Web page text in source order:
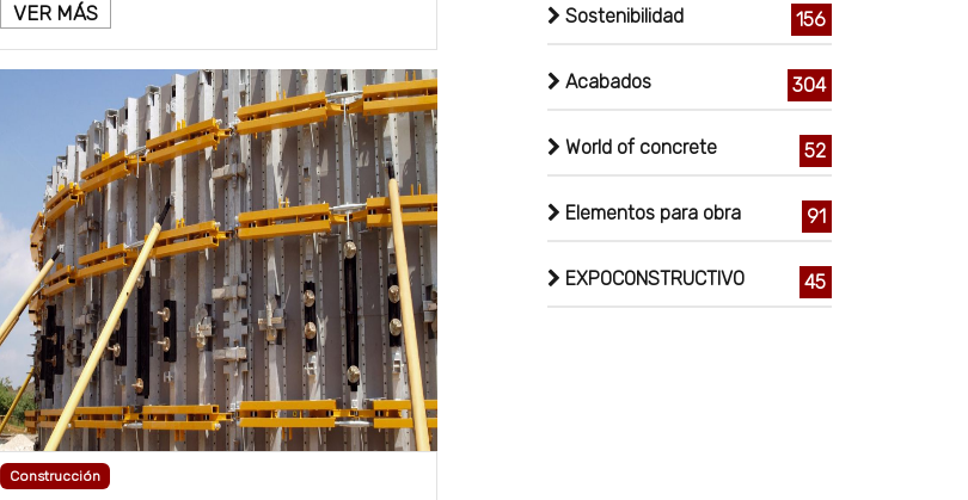
VER MÁS
Construcción
Sostenibilidad 156
Acabados 304
World of concrete 52
Elementos para obra 91
EXPOCONSTRUCTIVO 45